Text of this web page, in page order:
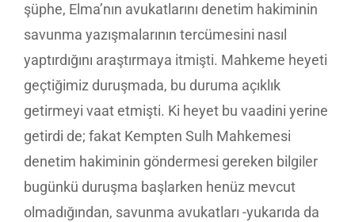
şüphe, Elma’nın avukatlarını denetim hakiminin
savunma yazışmalarının tercümesini nasıl
yaptırdığını araştırmaya itmişti. Mahkeme heyeti
geçtiğimiz duruşmada, bu duruma açıklık
getirmeyi vaat etmişti. Ki heyet bu vaadini yerine
getirdi de; fakat Kempten Sulh Mahkemesi
denetim hakiminin göndermesi gereken bilgiler
bugünkü duruşma başlarken henüz mevcut
olmadığından, savunma avukatları -yukarıda da